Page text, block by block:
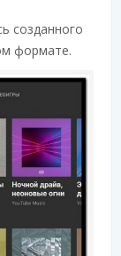
созданного
формате.